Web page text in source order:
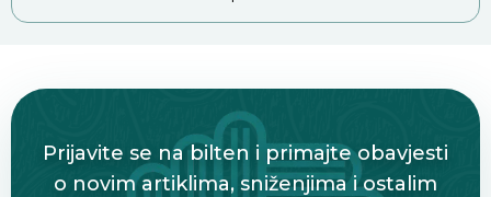
Prijavite se na bilten i primajte obavjesti
o novim artiklima, sniženjima i ostalim